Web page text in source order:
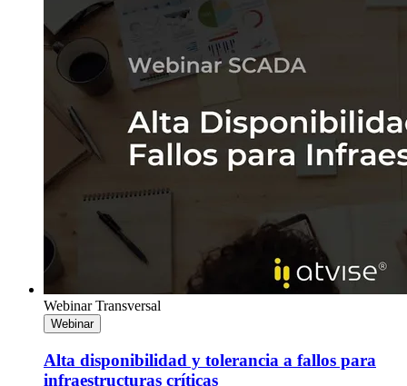
WebinarTransversal
Webinar
Alta disponibilidad y tolerancia a fallos para
infraestructuras críticas